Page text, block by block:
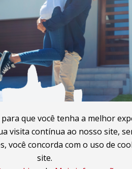
que você tenha a melhor
visita contínua ao nosso site,
você concorda com o uso de
site.